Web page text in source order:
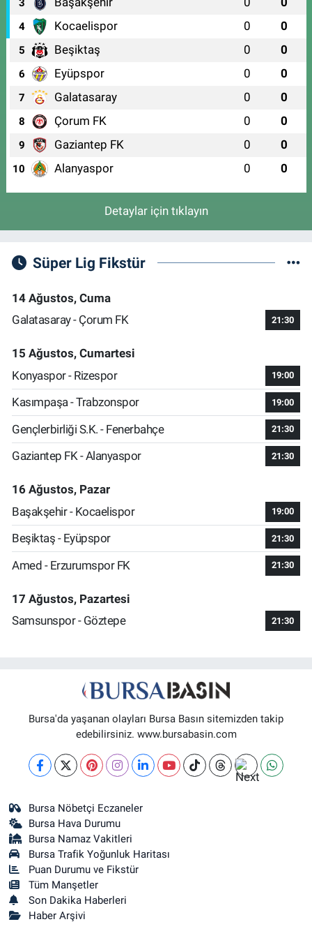
0 (224) 251 33 44
4 Kocaelispor 0 0
5 Beşiktaş 0 0
6 Eyüpspor 0 0
7 Galatasaray 0 0
8 Çorum FK 0 0
9 Gaziantep FK 0 0
10 Alanyaspor 0 0
Detaylar için tıklayın
Süper Lig Fikstür
14 Ağustos, Cuma
Galatasaray - Çorum FK
21:30
15 Ağustos, Cumartesi
Konyaspor - Rizespor
19:00
Kasımpaşa - Trabzonspor 19:00
Gençlerbirliği S.K. - Fenerbahçe 21:30
Gaziantep FK - Alanyaspor 21:30
16 Ağustos, Pazar
Başakşehir - Kocaelispor
19:00
Beşiktaş - Eyüpspor 21:30
Amed - Erzurumspor FK 21:30
17 Ağustos, Pazartesi
Samsunspor - Göztepe
21:30
Bursa'da yaşanan olayları Bursa Basın sitemizden takip
edebilirsiniz. www.bursabasin.com
Bursa Nöbetçi Eczaneler
Bursa Hava Durumu
Bursa Namaz Vakitleri
Bursa Trafik Yoğunluk Haritası
Puan Durumu ve Fikstür
Tüm Manşetler
Son Dakika Haberleri
Haber Arşivi